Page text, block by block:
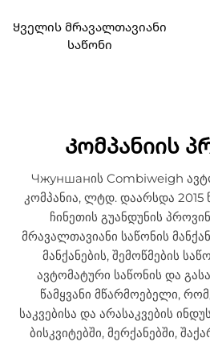
Ყველის მრავალთავიანი
საწონი
Კომპანიის
Чжуншанის Combiweigh
კომპანია, ლტდ. დაარსდა
ჩინეთის გუანდუნის
მრავალთავიანი საწონის
მანქანების, შემოწმების
ავტომატური საწონის და
წამყვანი მწარმოებელი,
საკვებისა და არასაკვების
ბისკვიტებში, მერქანებში,